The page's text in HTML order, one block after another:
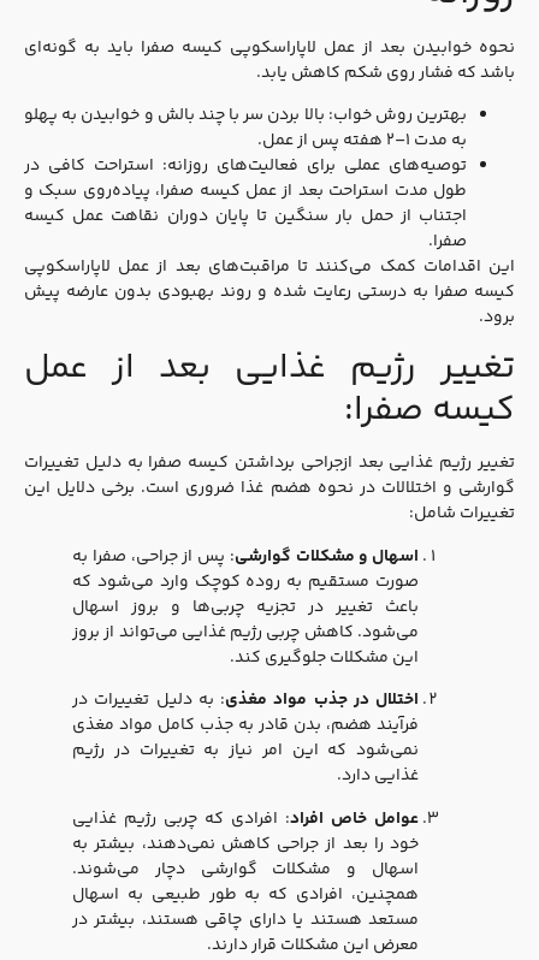
نحوه خوابیدن بعد از عمل لاپاراسکوپی کیسه صفرا باید به گونه‌ای
باشد که فشار روی شکم کاهش یابد.
بهترین روش خواب: بالا بردن سر با چند بالش و خوابیدن به پهلو
به مدت ۱–۲ هفته پس از عمل.
توصیه‌های عملی برای فعالیت‌های روزانه: استراحت کافی در
طول مدت استراحت بعد از عمل کیسه صفرا، پیاده‌روی سبک و
اجتناب از حمل بار سنگین تا پایان دوران نقاهت عمل کیسه
صفرا.
این اقدامات کمک می‌کنند تا مراقبت‌های بعد از عمل لاپاراسکوپی
کیسه صفرا به درستی رعایت شده و روند بهبودی بدون عارضه پیش
برود.
تغییر رژیم غذایی بعد از عمل
کیسه صفرا:
تغییر رژیم غذایی بعد ازجراحی برداشتن کیسه صفرا به دلیل تغییرات
گوارشی و اختلالات در نحوه هضم غذا ضروری است. برخی دلایل این
تغییرات شامل:
اسهال و مشکلات گوارشی: پس از جراحی، صفرا به
صورت مستقیم به روده کوچک وارد می‌شود که
باعث تغییر در تجزیه چربی‌ها و بروز اسهال
می‌شود. کاهش چربی رژیم غذایی می‌تواند از بروز
این مشکلات جلوگیری کند.
اختلال در جذب مواد مغذی: به دلیل تغییرات در
فرآیند هضم، بدن قادر به جذب کامل مواد مغذی
نمی‌شود که این امر نیاز به تغییرات در رژیم
غذایی دارد.
عوامل خاص افراد: افرادی که چربی رژیم غذایی
خود را بعد از جراحی کاهش نمی‌دهند، بیشتر به
اسهال و مشکلات گوارشی دچار می‌شوند.
همچنین، افرادی که به طور طبیعی به اسهال
مستعد هستند یا دارای چاقی هستند، بیشتر در
معرض این مشکلات قرار دارند.